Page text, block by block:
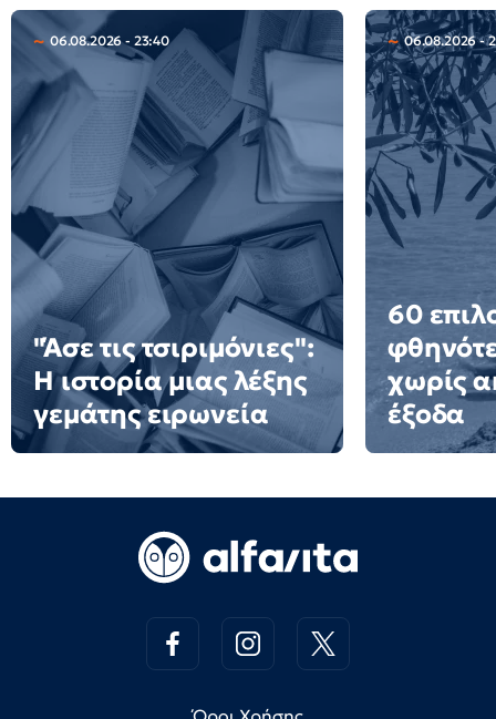
06.08.2026 - 23:40
"Άσε τις τσιριμόνιες":
Η ιστορία μιας λέξης
γεμάτης ειρωνεία
06.08.2026 -
60
χωρίς
έξοδα